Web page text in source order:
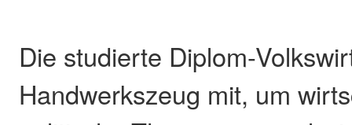
Die studierte Diplom-
Handwerkszeug mit, um